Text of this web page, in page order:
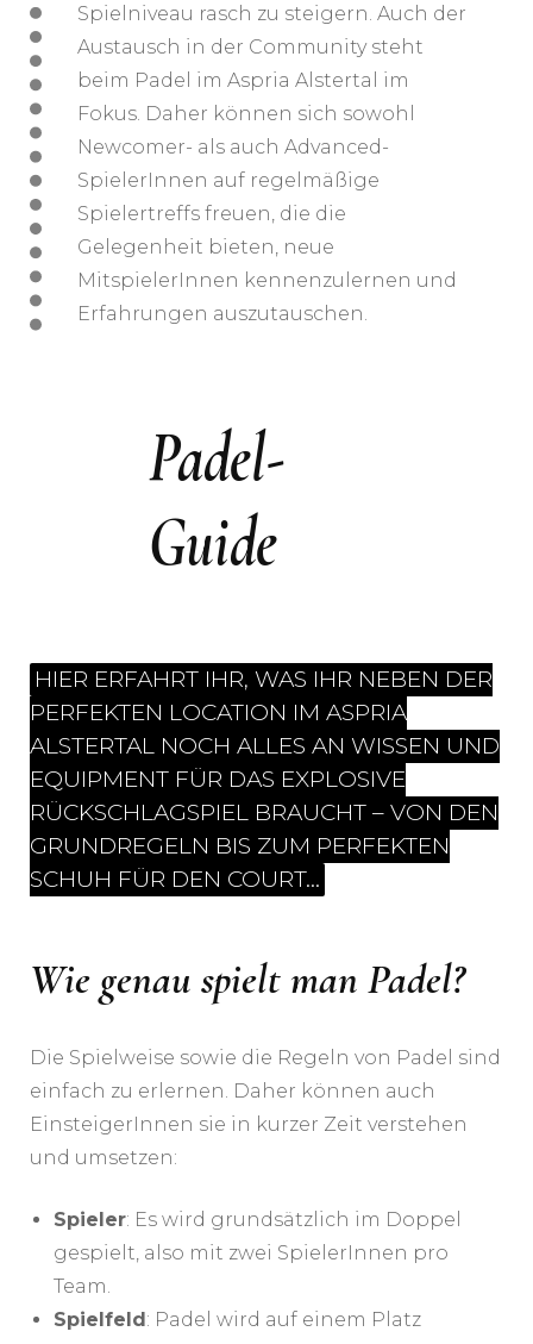
Spielniveau rasch zu steigern. Auch der
Austausch in der Community steht
beim Padel im Aspria Alstertal im
Fokus. Daher können sich sowohl
Newcomer- als auch Advanced-
SpielerInnen auf regelmäßige
Spielertreffs freuen, die die
Gelegenheit bieten, neue
MitspielerInnen kennenzulernen und
Erfahrungen auszutauschen.
Padel-
Guide
HIER ERFAHRT IHR, WAS IHR NEBEN DER
PERFEKTEN LOCATION IM ASPRIA
ALSTERTAL NOCH ALLES AN WISSEN UND
EQUIPMENT FÜR DAS EXPLOSIVE
RÜCKSCHLAGSPIEL BRAUCHT – VON DEN
GRUNDREGELN BIS ZUM PERFEKTEN
SCHUH FÜR DEN COURT…
Wie genau spielt man Padel?
Die Spielweise sowie die Regeln von Padel sind
einfach zu erlernen. Daher können auch
EinsteigerInnen sie in kurzer Zeit verstehen
und umsetzen:
Spieler: Es wird grundsätzlich im Doppel
gespielt, also mit zwei SpielerInnen pro
Team.
Spielfeld: Padel wird auf einem Platz